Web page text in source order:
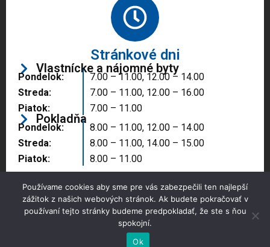
Stránkové dni
Vlastnícke a nájomné byty
Pondelok:
Streda:
Piatok:
7.00 – 11.00, 12.00 – 14.00
7.00 – 11.00, 12.00 – 16.00
7.00 – 11.00
Pokladňa
Pondelok:
Streda:
Piatok:
8.00 – 11.00, 12.00 – 14.00
8.00 – 11.00, 14.00 – 15.00
8.00 – 11.00
Copyright © 2025 Správa majetku mesta, n.o.,
Partizánske
Používame cookies aby sme pre vás zabezpečili ten najlepší
zážitok z našich webových stránok. Ak budete pokračovať v
používaní tejto stránky budeme predpokladať, že ste s ňou
spokojní.
Ok